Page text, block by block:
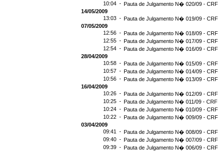
10:04 - Pauta de Julgamento N� 020/09 - CRF
14/05/2009
13:03 - Pauta de Julgamento N� 019/09 - CRF
07/05/2009
12:56 - Pauta de Julgamento N� 018/09 - CRF
12:55 - Pauta de Julgamento N� 017/09 - CRF
12:54 - Pauta de Julgamento N� 016/09 -
28/04/2009
10:58 - Pauta de Julgamento N� 015/09 - CRF
10:57 - Pauta de Julgamento N� 014/09 - CRF
10:56 - Pauta de Julgamento N� 013/09 - CRF
16/04/2009
10:26 - Pauta de Julgamento N� 012/09 - CRF
10:25 - Pauta de Julgamento N� 011/09 - CRF
10:24 - Pauta de Julgamento N� 010/09 - CRF
10:22 - Pauta de Julgamento N� 009/09 - CRF
03/04/2009
09:41 - Pauta de Julgamento N� 008/09 - CRF
09:40 - Pauta de Julgamento N� 007/09 - CRF
09:39 - Pauta de Julgamento N� 006/09 - CRF